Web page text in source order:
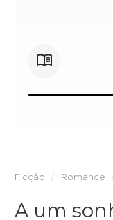
Ficção Romance
A um